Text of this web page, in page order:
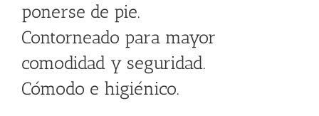
ponerse de pie.
Contorneado para mayor
comodidad y seguridad.
Cómodo e higiénico.